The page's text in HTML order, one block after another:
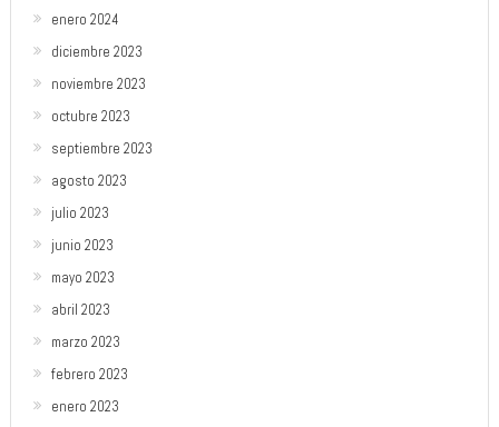
enero 2024
diciembre 2023
noviembre 2023
octubre 2023
septiembre 2023
agosto 2023
julio 2023
junio 2023
mayo 2023
abril 2023
marzo 2023
febrero 2023
enero 2023